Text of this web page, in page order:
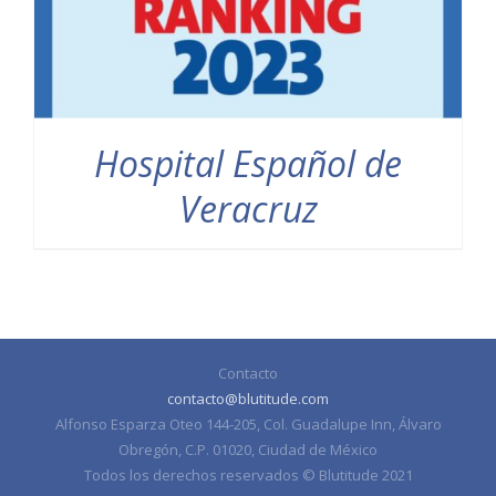
Hospital Español de
Veracruz
Contacto
contacto@blutitude.com
Alfonso Esparza Oteo 144-205, Col. Guadalupe Inn, Álvaro
Obregón, C.P. 01020, Ciudad de México
Todos los derechos reservados © Blutitude 2021